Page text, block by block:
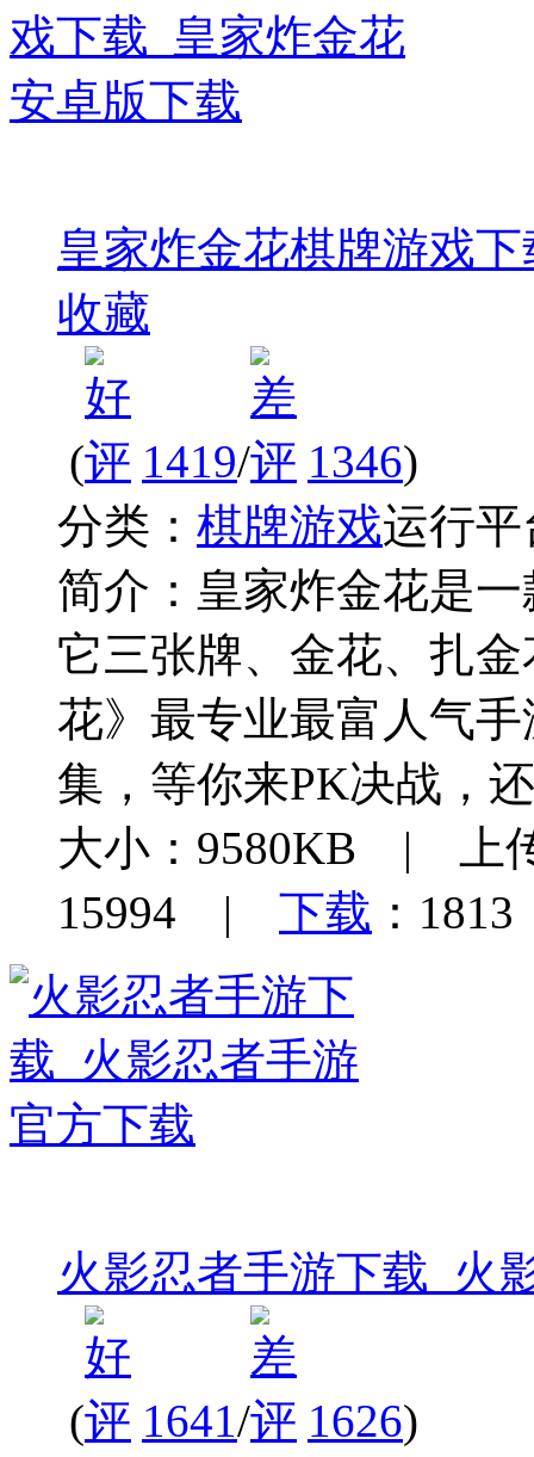
皇家炸金花棋牌游戏
收藏
( 1419/ 1346)
分类： 棋牌游戏运行平
简介： 皇家炸金花是
它三张牌、金花、扎
花》最专业最富人气
集，等你来PK决战，
大小：9580KB | 上
15994 | 下载 ：1813
火影忍者手游下载_火
( 1641/ 1626)